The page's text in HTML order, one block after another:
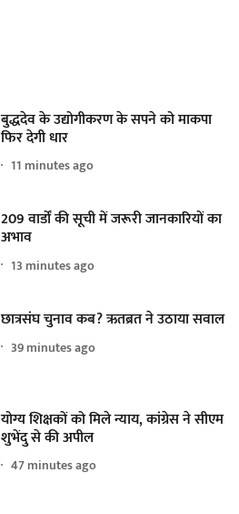
बुद्धदेव के उद्योगीकरण के सपने को माकपा
फिर देगी धार
11 minutes ago
209 वार्डों की सूची में जरूरी जानकारियों का
अभाव
13 minutes ago
छात्रसंघ चुनाव कब? ऋतब्रत ने उठाया सवाल
39 minutes ago
योग्य शिक्षकों को मिले न्याय, कांग्रेस ने सीएम
शुभेंदु से की अपील
47 minutes ago